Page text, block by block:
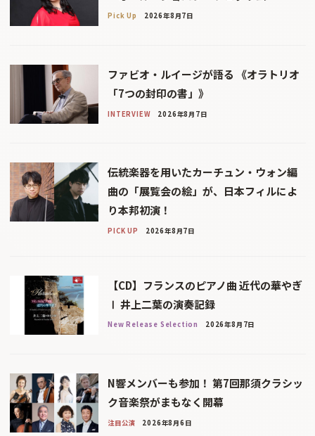
Pick Up 2026年8月7日
ファビオ・ルイージが語る 《オラトリオ
「7つの封印の書」》
INTERVIEW 2026年8月7日
伝統楽器を用いたカーチュン・ウォン編
曲の「展覧会の絵」が、日本フィルによ
り本邦初演！
PICK UP 2026年8月7日
【CD】フランスのピアノ曲 近代の華やぎ
Ⅰ 井上二葉の演奏記録
New Release Selection 2026年8月7日
N響メンバーも参加！ 第7回那須クラシッ
ク音楽祭がまもなく開幕
注目公演 2026年8月6日